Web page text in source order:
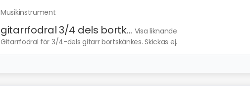
Musikinstrument
gitarrfodral 3/4 dels bortk... Visa liknande
Gitarrfodral för 3/4-dels gitarr bortskänkes. Skickas ej.